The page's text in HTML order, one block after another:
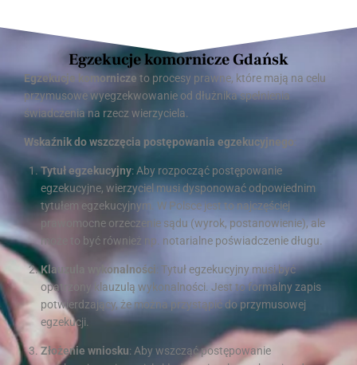
Egzekucje komornicze Gdańsk
Egzekucje komornicze to procesy prawne, które mają na celu
przymusowe wyegzekwowanie od dłużnika spełnienia
świadczenia na rzecz wierzyciela.
Wskaźnik do wszczęcia postępowania egzekucyjnego:
Tytuł egzekucyjny: Aby rozpocząć postępowanie
egzekucyjne, wierzyciel musi dysponować odpowiednim
tytułem egzekucyjnym. W Polsce jest to najczęściej
prawomocne orzeczenie sądu (wyrok, postanowienie), ale
może to być również np. notarialne poświadczenie długu.
Klauzula wykonalności: Tytuł egzekucyjny musi być
opatrzony klauzulą wykonalności. Jest to formalny zapis
potwierdzający, że można przystąpić do przymusowej
egzekucji.
Złożenie wniosku: Aby wszcząć postępowanie